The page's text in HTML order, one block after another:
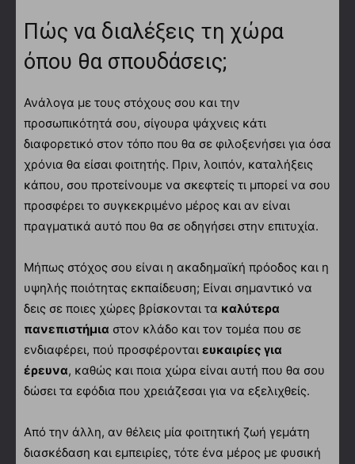
Πώς να διαλέξεις τη χώρα
όπου θα σπουδάσεις;
Ανάλογα με τους στόχους σου και την
προσωπικότητά σου, σίγουρα ψάχνεις κάτι
διαφορετικό στον τόπο που θα σε φιλοξενήσει για όσα
χρόνια θα είσαι φοιτητής. Πριν, λοιπόν, καταλήξεις
κάπου, σου προτείνουμε να σκεφτείς τι μπορεί να σου
προσφέρει το συγκεκριμένο μέρος και αν είναι
πραγματικά αυτό που θα σε οδηγήσει στην επιτυχία.
Μήπως στόχος σου είναι η ακαδημαϊκή πρόοδος και η
υψηλής ποιότητας εκπαίδευση; Είναι σημαντικό να
δεις σε ποιες χώρες βρίσκονται τα καλύτερα
πανεπιστήμια στον κλάδο και τον τομέα που σε
ενδιαφέρει, πού προσφέρονται ευκαιρίες για
έρευνα, καθώς και ποια χώρα είναι αυτή που θα σου
δώσει τα εφόδια που χρειάζεσαι για να εξελιχθείς.
Από την άλλη, αν θέλεις μία φοιτητική ζωή γεμάτη
διασκέδαση και εμπειρίες, τότε ένα μέρος με φυσική